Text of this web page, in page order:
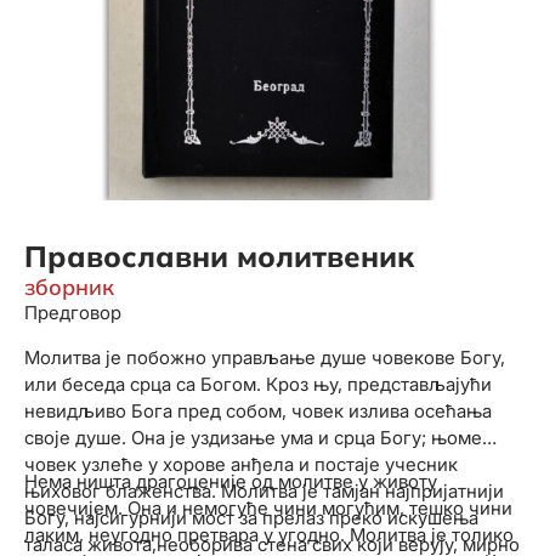
Православни молитвеник
зборник
Предговор
Молитва је побожно управљање душе човекове Богу,
или беседа срца са Богом. Кроз њу, представљајући
невидљиво Бога пред собом, човек излива осећања
своје душе. Она је уздизање ума и срца Богу; њоме
човек узлеће у хорове анђела и постаје учесник
њиховог блаженства. Молитва је тамјан најпријатнији
Богу, најсигурнији мост за прелаз преко искушења
таласа живота,необорива стена свих који верују, мирно
Нема ништа драгоценије од молитве у животу
човечијем. Она и немогуће чини могућим, тешко чини
лаким, неугодно претвара у угодно. Молитва је толико